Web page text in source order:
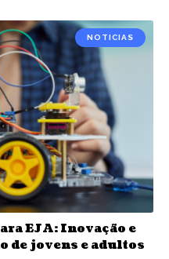
NOTICIAS
EJA: Inovação e
de jovens e adultos